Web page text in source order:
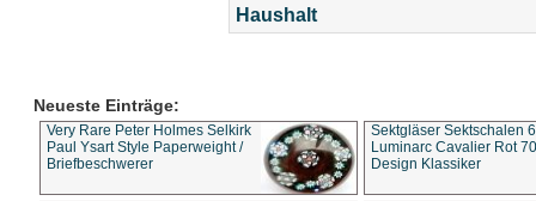
Haushalt
Neueste Einträge:
Very Rare Peter Holmes Selkirk
Paul Ysart Style Paperweight /
Briefbeschwerer
Sektgläser Sektschalen
Luminarc Cavalier Rot
Design Klassiker